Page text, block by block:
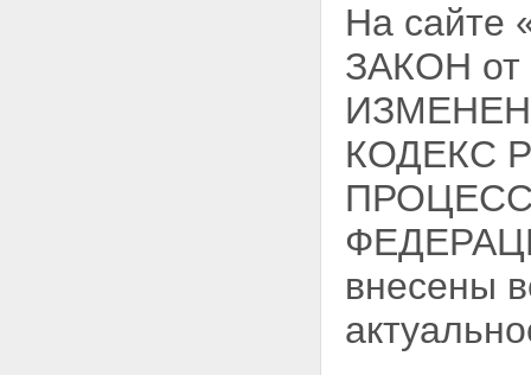
На сайте
ЗАКОН
КОДЕКС
внесены